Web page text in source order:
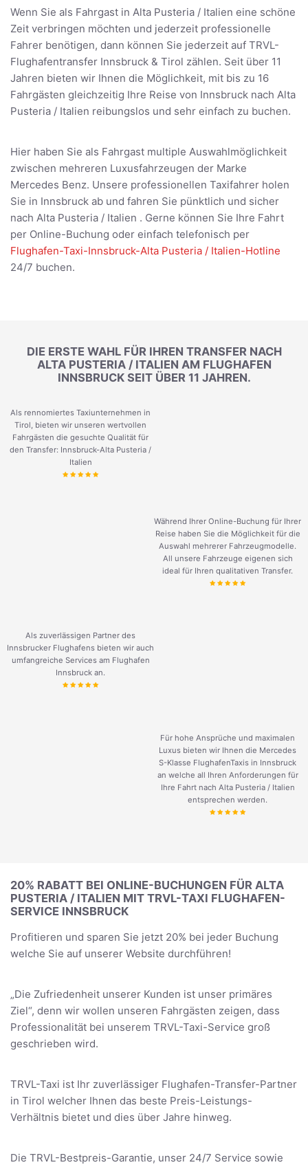
Wenn Sie als Fahrgast in Alta Pusteria / Italien eine schöne
Zeit verbringen möchten und jederzeit professionelle
Fahrer benötigen, dann können Sie jederzeit auf TRVL-
Flughafentransfer Innsbruck & Tirol zählen. Seit über 11
Jahren bieten wir Ihnen die Möglichkeit, mit bis zu 16
Fahrgästen gleichzeitig Ihre Reise von Innsbruck nach Alta
Pusteria / Italien reibungslos und sehr einfach zu buchen.
Hier haben Sie als Fahrgast multiple Auswahlmöglichkeit
zwischen mehreren Luxusfahrzeugen der Marke
Mercedes Benz. Unsere professionellen Taxifahrer holen
Sie in Innsbruck ab und fahren Sie pünktlich und sicher
nach Alta Pusteria / Italien . Gerne können Sie Ihre Fahrt
per Online-Buchung oder einfach telefonisch per
Flughafen-Taxi-Innsbruck-Alta Pusteria / Italien-Hotline
24/7 buchen.
DIE ERSTE WAHL FÜR IHREN TRANSFER NACH
ALTA PUSTERIA / ITALIEN AM FLUGHAFEN
INNSBRUCK SEIT ÜBER 11 JAHREN.
Als rennomiertes Taxiunternehmen in
Tirol, bieten wir unseren wertvollen
Fahrgästen die gesuchte Qualität für
den Transfer: Innsbruck-Alta Pusteria /
Italien
Während Ihrer Online-Buchung für Ihrer
Reise haben Sie die Möglichkeit für die
Auswahl mehrerer Fahrzeugmodelle.
All unsere Fahrzeuge eigenen sich
ideal für Ihren qualitativen Transfer.
Als zuverlässigen Partner des
Innsbrucker Flughafens bieten wir auch
umfangreiche Services am Flughafen
Innsbruck an.
Für hohe Ansprüche und maximalen
Luxus bieten wir Ihnen die Mercedes
S-Klasse FlughafenTaxis in Innsbruck
an welche all Ihren Anforderungen für
Ihre Fahrt nach Alta Pusteria / Italien
entsprechen werden.
20% RABATT BEI ONLINE-BUCHUNGEN FÜR ALTA
PUSTERIA / ITALIEN MIT TRVL-TAXI FLUGHAFEN-
SERVICE INNSBRUCK
Profitieren und sparen Sie jetzt 20% bei jeder Buchung
welche Sie auf unserer Website durchführen!
„Die Zufriedenheit unserer Kunden ist unser primäres
Ziel“, denn wir wollen unseren Fahrgästen zeigen, dass
Professionalität bei unserem TRVL-Taxi-Service groß
geschrieben wird.
TRVL-Taxi ist Ihr zuverlässiger Flughafen-Transfer-Partner
in Tirol welcher Ihnen das beste Preis-Leistungs-
Verhältnis bietet und dies über Jahre hinweg.
Die TRVL-Bestpreis-Garantie, unser 24/7 Service sowie